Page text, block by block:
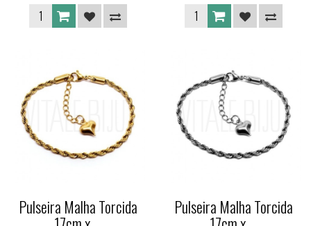
Pulseira Malha Torcida Pulseira Malha Torcida